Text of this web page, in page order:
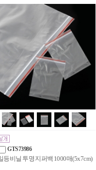
GTS73986
등비닐 투명 지퍼백 1000매(5x7cm)